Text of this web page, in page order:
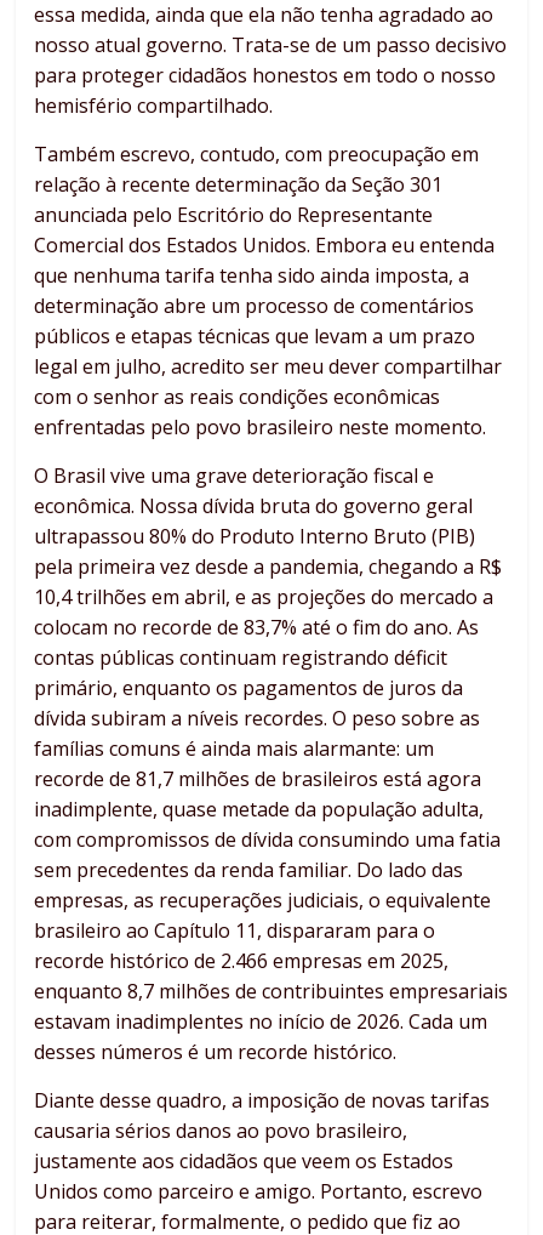
essa medida, ainda que ela não tenha agradado ao
nosso atual governo. Trata-se de um passo decisivo
para proteger cidadãos honestos em todo o nosso
hemisfério compartilhado.
Também escrevo, contudo, com preocupação em
relação à recente determinação da Seção 301
anunciada pelo Escritório do Representante
Comercial dos Estados Unidos. Embora eu entenda
que nenhuma tarifa tenha sido ainda imposta, a
determinação abre um processo de comentários
públicos e etapas técnicas que levam a um prazo
legal em julho, acredito ser meu dever compartilhar
com o senhor as reais condições econômicas
enfrentadas pelo povo brasileiro neste momento.
O Brasil vive uma grave deterioração fiscal e
econômica. Nossa dívida bruta do governo geral
ultrapassou 80% do Produto Interno Bruto (PIB)
pela primeira vez desde a pandemia, chegando a R$
10,4 trilhões em abril, e as projeções do mercado a
colocam no recorde de 83,7% até o fim do ano. As
contas públicas continuam registrando déficit
primário, enquanto os pagamentos de juros da
dívida subiram a níveis recordes. O peso sobre as
famílias comuns é ainda mais alarmante: um
recorde de 81,7 milhões de brasileiros está agora
inadimplente, quase metade da população adulta,
com compromissos de dívida consumindo uma fatia
sem precedentes da renda familiar. Do lado das
empresas, as recuperações judiciais, o equivalente
brasileiro ao Capítulo 11, dispararam para o
recorde histórico de 2.466 empresas em 2025,
enquanto 8,7 milhões de contribuintes empresariais
estavam inadimplentes no início de 2026. Cada um
desses números é um recorde histórico.
Diante desse quadro, a imposição de novas tarifas
causaria sérios danos ao povo brasileiro,
justamente aos cidadãos que veem os Estados
Unidos como parceiro e amigo. Portanto, escrevo
para reiterar, formalmente, o pedido que fiz ao